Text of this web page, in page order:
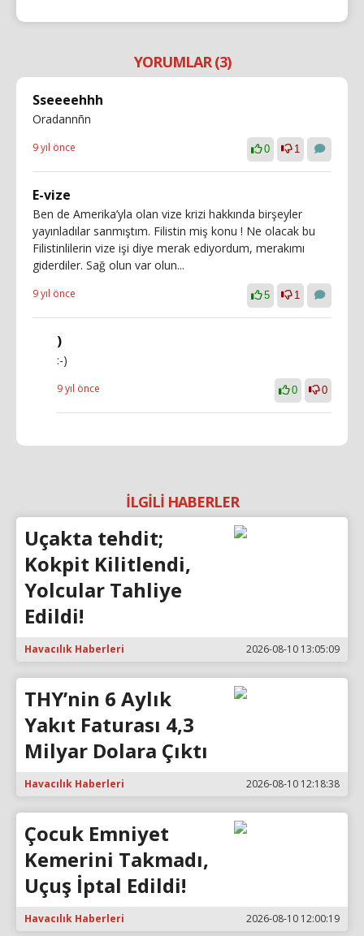
YORUMLAR (3)
Sseeeehhh
Oradannñn
9 yıl önce 0 1
E-vize
Ben de Amerika’yla olan vize krizi hakkında birşeyler
yayınladılar sanmıştım. Filistin miş konu ! Ne olacak bu
Filistinlilerin vize işi diye merak ediyordum, merakımı
giderdiler. Sağ olun var olun...
9 yıl önce 5 1
)
:-)
9 yıl önce 0 0
İLGİLİ HABERLER
Uçakta tehdit;
Kokpit Kilitlendi,
Yolcular Tahliye
Edildi!
Havacılık Haberleri 2026-08-10 13:05:09
THY’nin 6 Aylık
Yakıt Faturası 4,3
Milyar Dolara Çıktı
Havacılık Haberleri 2026-08-10 12:18:38
Çocuk Emniyet
Kemerini Takmadı,
Uçuş İptal Edildi!
Havacılık Haberleri 2026-08-10 12:00:19